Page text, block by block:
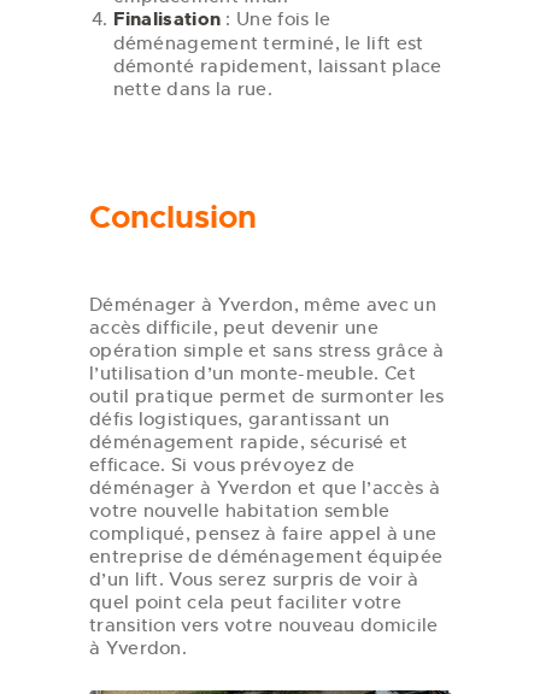
Finalisation : Une fois le
déménagement terminé, le lift est
démonté rapidement, laissant place
nette dans la rue.
Conclusion
Déménager à Yverdon, même avec un
accès difficile, peut devenir une
opération simple et sans stress grâce à
l’utilisation d’un monte-meuble. Cet
outil pratique permet de surmonter les
défis logistiques, garantissant un
déménagement rapide, sécurisé et
efficace. Si vous prévoyez de
déménager à Yverdon et que l’accès à
votre nouvelle habitation semble
compliqué, pensez à faire appel à une
entreprise de déménagement équipée
d’un lift. Vous serez surpris de voir à
quel point cela peut faciliter votre
transition vers votre nouveau domicile
à Yverdon.